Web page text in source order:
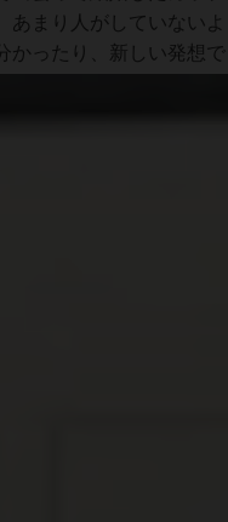
あまり人がしていない
かったり、新しい発想